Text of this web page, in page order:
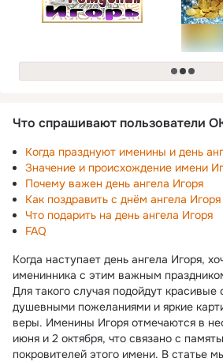
загрузка
Что спрашивают пользователи
Когда празднуют именины и день
Значение и происхождение имени
Почему важен день ангела Игоря
Как поздравить с днём ангела Игоря
Что подарить на день ангела Игоря
FAQ
Когда наступает день ангела Игоря,
именинника с этим важным
Для такого случая подойдут красивые
душевными пожеланиями и яркие
веры. Именины Игоря отмечаются в
июня и 2 октября, что связано с
покровителей этого имени. В статье